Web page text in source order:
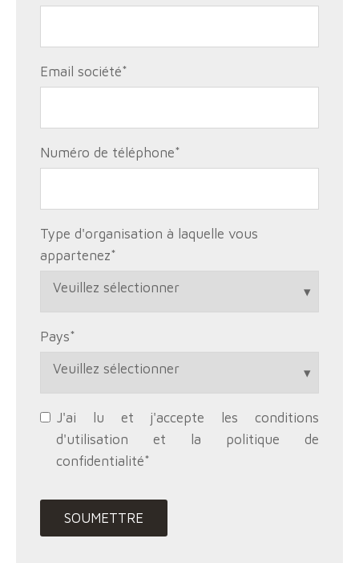
Email société*
Numéro de téléphone*
Type d'organisation à laquelle vous
appartenez*
Pays*
J'ai lu et j'accepte les conditions
d'utilisation et la politique de
confidentialité*